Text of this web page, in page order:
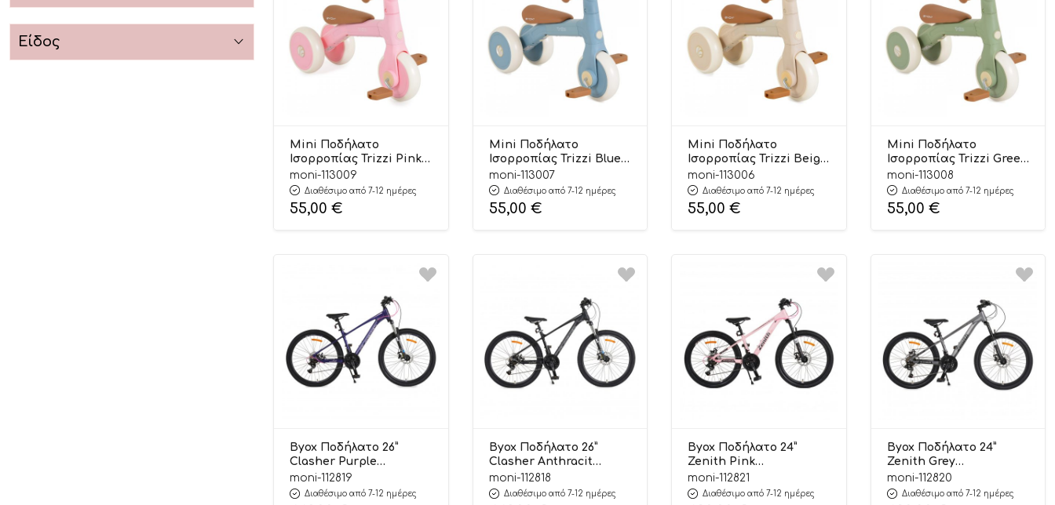
Είδος
Mini Ποδήλατο
Ισορροπίας Trizzi Pink
3801005300426 12m+ –
Byox
moni-113009
Διαθέσιμο από 7-12 ημέρες
55,00 €
Mini Ποδήλατο
Ισορροπίας Trizzi Blue
12m+ 3801005300433 –
Byox
moni-113007
Διαθέσιμο από 7-12 ημέρες
55,00 €
Mini Ποδήλατο
Ισορροπίας Trizzi Beige
12m+ 3801005300457 –
Byox
moni-113006
Διαθέσιμο από 7-12 ημέρες
55,00 €
Mini Ποδήλατο
Ισορροπίας Trizzi Green
12m+ 3801005300440 –
Byox
moni-113008
Διαθέσιμο από 7-12 ημέρες
55,00 €
Byox Ποδήλατο 26”
Clasher Purple
3800146203665
moni-112819
Διαθέσιμο από 7-12 ημέρες
Byox Ποδήλατο 26”
Clasher Anthracit
3800146203658
moni-112818
Διαθέσιμο από 7-12 ημέρες
Byox Ποδήλατο 24”
Zenith Pink
3800146203726
moni-112821
Διαθέσιμο από 7-12 ημέρες
Byox Ποδήλατο 24”
Zenith Grey
3800146203719
moni-112820
Διαθέσιμο από 7-12 ημέρες